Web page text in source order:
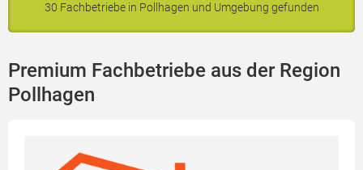
30 Fachbetriebe in Pollhagen und Umgebung gefunden
Premium Fachbetriebe aus der Region
Pollhagen